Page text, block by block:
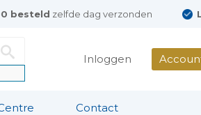
besteld zelfde dag verzonden
Inloggen
Contact